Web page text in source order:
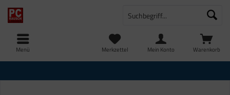
Warenkorb
Merkzettel Mein Konto
Menü